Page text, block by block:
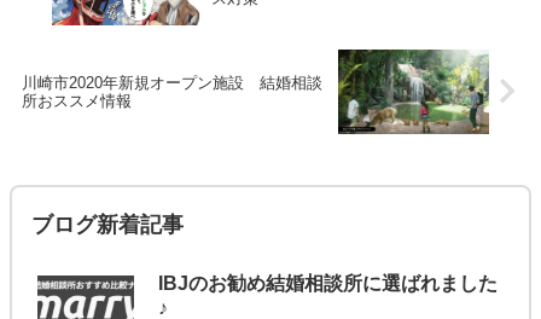
川崎市2020年新規オープン施設 結婚相談
所おススメ情報
ブログ新着記事
IBJのお勧め結婚相談所に選ばれました
♪